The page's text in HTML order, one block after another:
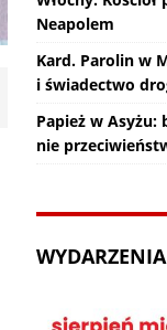
Neapolem
Kard. Parolin w
i świadectwo
Papież w Asyżu:
nie
WYDARZENIA